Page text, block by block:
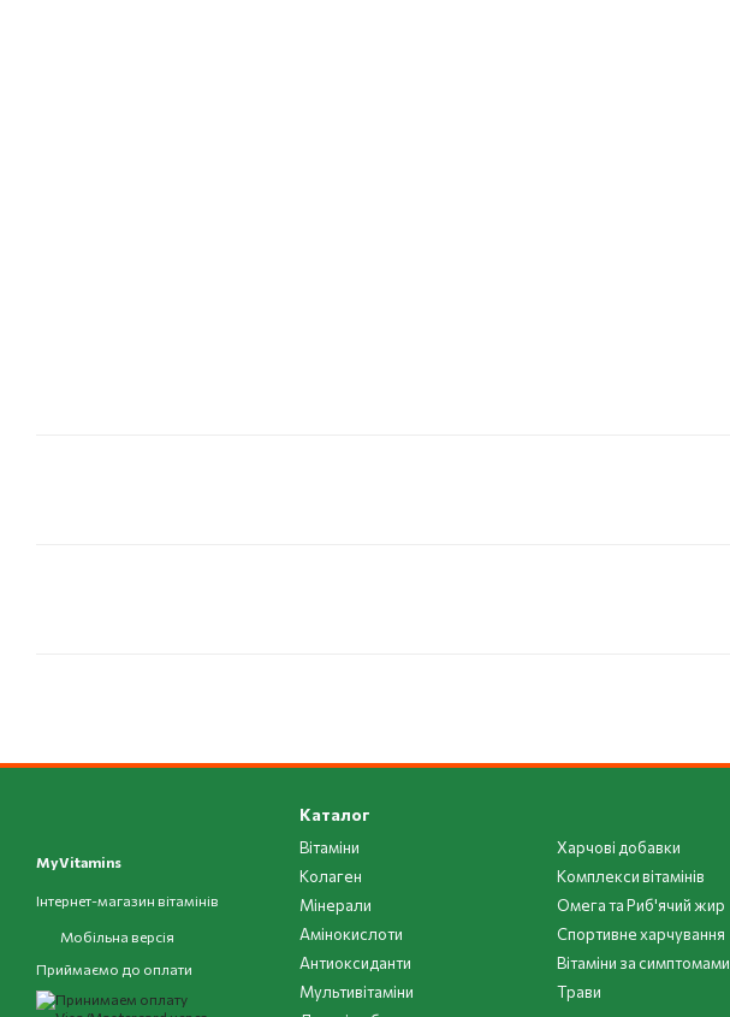
MyVitamins
Інтернет-магазин вітамінів
Мобільна версія
Приймаємо до оплати
Каталог
Вітаміни
Колаген
Мінерали
Амінокислоти
Антиоксиданти
Мультивітаміни
Харчові добавки
Комплекси вітамінів
Омега та Риб'ячий жир
Спортивне харчування
Вітаміни за симптомами
Трави